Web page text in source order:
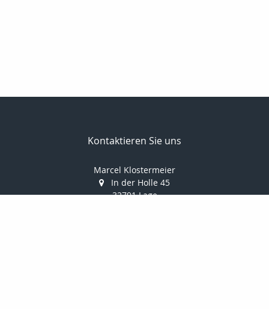
Kontaktieren Sie uns
Marcel Klostermeier
In der Holle 45
32791 Lage